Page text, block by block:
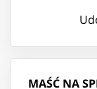
MAŚĆ NA